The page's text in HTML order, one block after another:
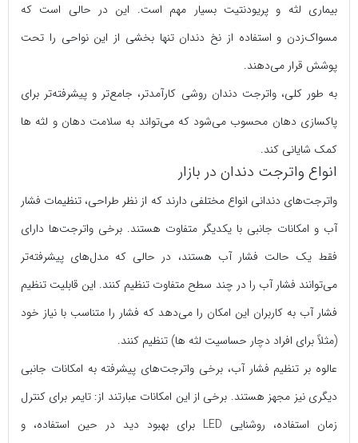
بیماری لثه و پریودنتیت بسیار مهم است. این در حالی است که
مسواک‌زدن و استفاده از نخ دندان تنها بخشی از این نواحی را تحت
پوشش قرار می‌دهند.
به طور کلی، واترجت دندان روشی کارآمدتر، جامع‌تر و پیشرفته‌تر برای
پاکسازی دهان محسوب می‌شود که می‌تواند به سلامت دهان و لثه ها
کمک شایانی کند.
انواع واترجت دندان در بازار
واترجت‌های دندانی انواع مختلفی دارند که از نظر طراحی، تنظیمات فشار
آب و امکانات جانبی با یکدیگر متفاوت هستند. برخی واترجت‌ها دارای
فقط یک حالت فشار آب هستند، در حالی که مدل‌های پیشرفته‌تر
می‌توانند فشار آب را در چند سطح متفاوت تنظیم کنند. این قابلیت تنظیم
فشار آب به کاربران این امکان را می‌دهد که فشار را متناسب با نیاز خود
(مثلاً برای افراد دچار حساسیت لثه ها) تنظیم کنند.
عالوه بر تنظیم فشار آب، برخی واترجت‌های پیشرفته به امکانات جانبی
دیگری نیز مجهز هستند. برخی از این امکانات عبارتند از: تایمر برای کنترل
زمان استفاده، روشنایی LED برای بهبود دید در حین استفاده، و